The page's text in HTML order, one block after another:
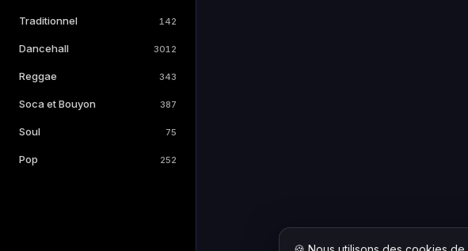
Traditionnel 142
Dancehall 3012
Reggae 343
Soca et Bouyon 387
Soul 75
Pop 252